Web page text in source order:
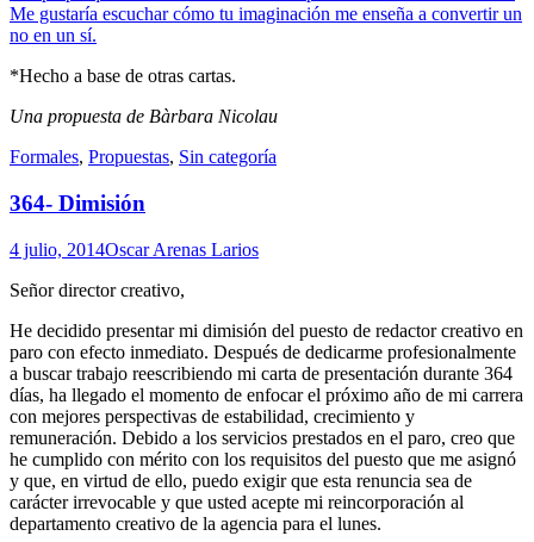
Me gustaría escuchar cómo tu imaginación me enseña a convertir un
no en un sí.
*Hecho a base de otras cartas.
Una propuesta de Bàrbara Nicolau
Standard
Formales, Propuestas, Sin categoría
364- Dimisión
4 julio, 2014Oscar Arenas Larios
Señor director creativo,
He decidido presentar mi dimisión del puesto de redactor creativo en
paro con efecto inmediato. Después de dedicarme profesionalmente
a buscar trabajo reescribiendo mi carta de presentación durante 364
días, ha llegado el momento de enfocar el próximo año de mi carrera
con mejores perspectivas de estabilidad, crecimiento y
remuneración. Debido a los servicios prestados en el paro, creo que
he cumplido con mérito con los requisitos del puesto que me asignó
y que, en virtud de ello, puedo exigir que esta renuncia sea de
carácter irrevocable y que usted acepte mi reincorporación al
departamento creativo de la agencia para el lunes.